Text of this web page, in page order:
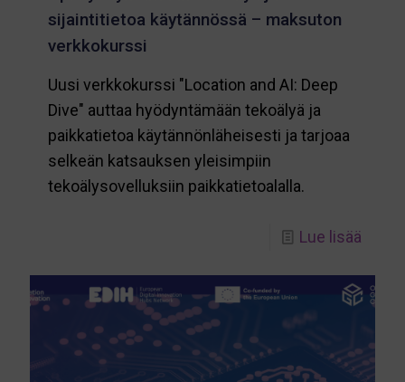
sijaintitietoa käytännössä – maksuton
verkkokurssi
Uusi verkkokurssi "Location and AI: Deep
Dive" auttaa hyödyntämään tekoälyä ja
paikkatietoa käytännönläheisesti ja tarjoaa
selkeän katsauksen yleisimpiin
tekoälysovelluksiin paikkatietoalalla.
Lue lisää
ja